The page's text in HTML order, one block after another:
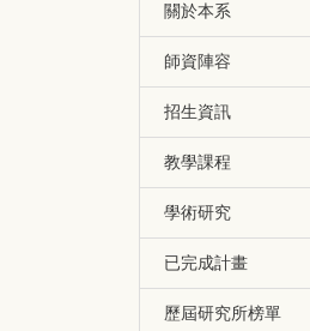
關於本系
師資陣容
招生資訊
教學課程
學術研究
已完成計畫
歷屆研究所榜單